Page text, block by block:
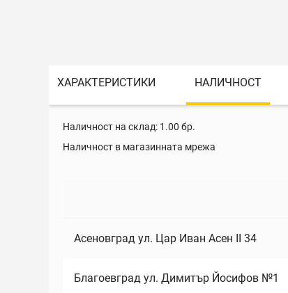
ХАРАКТЕРИСТИКИ НАЛИЧНОСТ
Наличност на склад: 1.00 бр.
Наличност в магазинната мрежа
Асеновград ул. Цар Иван Асен II 34
Благоевград ул. Димитър Йосифов №1